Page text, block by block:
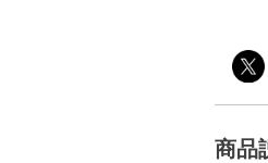
商品